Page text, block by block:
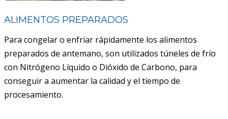
ALIMENTOS PREPARADOS
Para congelar o enfriar rápidamente los alimentos
preparados de antemano, son utilizados túneles de frío
con Nitrógeno Líquido o Dióxido de Carbono, para
conseguir a aumentar la calidad y el tiempo de
procesamiento.